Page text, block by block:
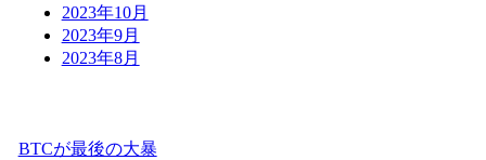
2023年10月
2023年9月
2023年8月
BTCが最後の大暴